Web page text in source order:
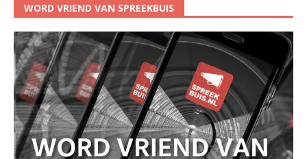
WORD VRIEND VAN SPREEKBUIS